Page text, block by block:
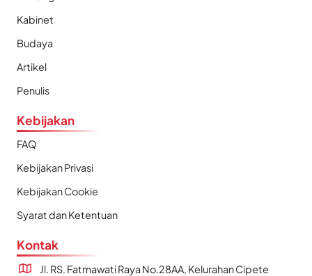
Kabinet
Budaya
Artikel
Penulis
Kebijakan
FAQ
Kebijakan Privasi
Kebijakan Cookie
Syarat dan Ketentuan
Kontak
Jl. RS. Fatmawati Raya No.28AA, Kelurahan Cipete